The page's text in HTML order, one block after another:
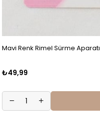
Mavi Renk Rimel Sürme Aparatı
₺49,99